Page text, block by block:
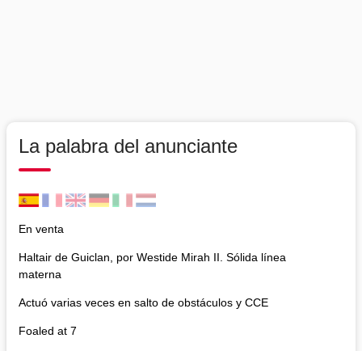
La palabra del anunciante
En venta
Haltair de Guiclan, por Westide Mirah II. Sólida línea
materna
Actuó varias veces en salto de obstáculos y CCE
Foaled at 7